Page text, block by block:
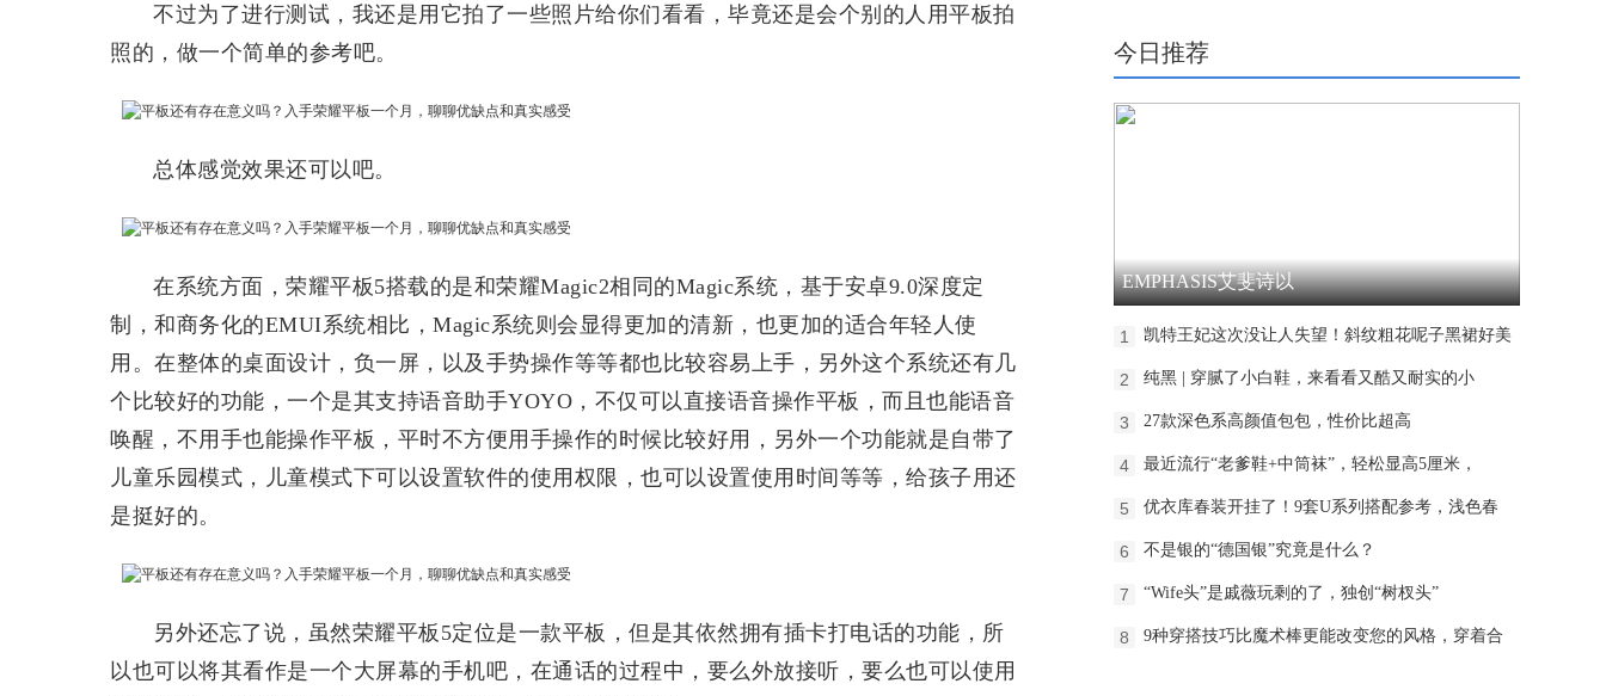
不过为了进行测试，我还是用它拍了一些照片给你们看看，毕竟还是会个别的人用平板拍
照的，做一个简单的参考吧。
总体感觉效果还可以吧。
在系统方面，荣耀平板5搭载的是和荣耀Magic2相同的Magic系统，基于安卓9.0深度定
制，和商务化的EMUI系统相比，Magic系统则会显得更加的清新，也更加的适合年轻人使
用。在整体的桌面设计，负一屏，以及手势操作等等都也比较容易上手，另外这个系统还有几
个比较好的功能，一个是其支持语音助手YOYO，不仅可以直接语音操作平板，而且也能语音
唤醒，不用手也能操作平板，平时不方便用手操作的时候比较好用，另外一个功能就是自带了
儿童乐园模式，儿童模式下可以设置软件的使用权限，也可以设置使用时间等等，给孩子用还
是挺好的。
另外还忘了说，虽然荣耀平板5定位是一款平板，但是其依然拥有插卡打电话的功能，所
以也可以将其看作是一个大屏幕的手机吧，在通话的过程中，要么外放接听，要么也可以使用
今日推荐
EMPHASIS艾斐诗以
1 凯特王妃这次没让人失望！斜纹粗花呢子黑裙好美
2 纯黑 | 穿腻了小白鞋，来看看又酷又耐实的小
3 27款深色系高颜值包包，性价比超高
4 最近流行“老爹鞋+中筒袜”，轻松显高5厘米，
5 优衣库春装开挂了！9套U系列搭配参考，浅色春
6 不是银的“德国银”究竟是什么？
7 “Wife头”是戚薇玩剩的了，独创“树杈头”
8 9种穿搭技巧比魔术棒更能改变您的风格，穿着合